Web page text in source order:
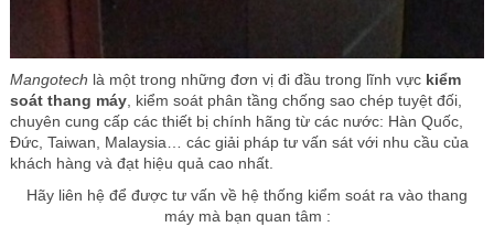
Mangotech là một trong những đơn vị đi đầu trong lĩnh vực kiểm
soát thang máy, kiểm soát phân tầng chống sao chép tuyệt đối,
chuyên cung cấp các thiết bị chính hãng từ các nước: Hàn Quốc,
Đức, Taiwan, Malaysia… các giải pháp tư vấn sát với nhu cầu của
khách hàng và đạt hiệu quả cao nhất.
Hãy liên hệ để được tư vấn về hệ thống kiểm soát ra vào thang
máy mà bạn quan tâm :